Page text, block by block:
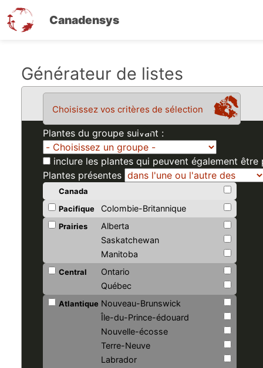
Canadensys
Générateur de listes
Choisissez vos critères de sélection
Plantes du groupe suivant :
inclure les plantes qui peuvent également
Plantes présentes
Canada
Pacifique
Colombie-Britannique
Prairies
Alberta
Saskatchewan
Manitoba
Central
Ontario
Québec
Atlantique Nouveau-Brunswick
Île-du-Prince-édouard
Nouvelle-écosse
Terre-Neuve
Labrador